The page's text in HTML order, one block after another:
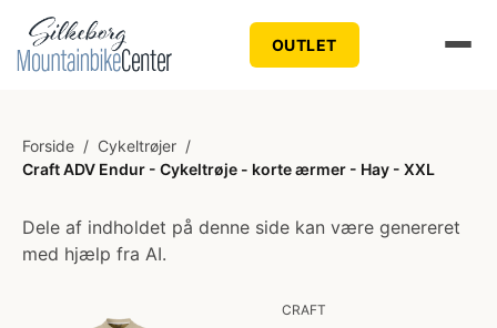
OUTLET
Forside / Cykeltrøjer /
Craft ADV Endur - Cykeltrøje - korte ærmer - Hay - XXL
Dele af indholdet på denne side kan være genereret
med hjælp fra AI.
CRAFT